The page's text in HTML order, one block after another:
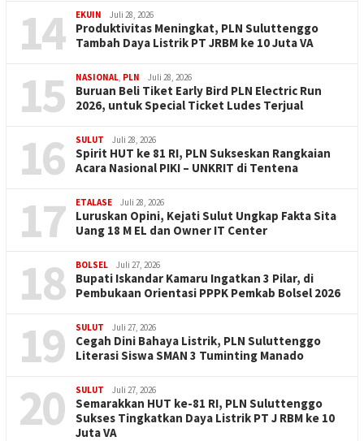
14 EKUIN Juli 28, 2026
Produktivitas Meningkat, PLN Suluttenggo
Tambah Daya Listrik PT JRBM ke 10 Juta VA
15 NASIONAL, PLN Juli 28, 2026
Buruan Beli Tiket Early Bird PLN Electric Run
2026, untuk Special Ticket Ludes Terjual
16 SULUT Juli 28, 2026
Spirit HUT ke 81 RI, PLN Sukseskan Rangkaian
Acara Nasional PIKI – UNKRIT di Tentena
17 ETALASE Juli 28, 2026
Luruskan Opini, Kejati Sulut Ungkap Fakta Sita
Uang 18 M EL dan Owner IT Center
18 BOLSEL Juli 27, 2026
Bupati Iskandar Kamaru Ingatkan 3 Pilar, di
Pembukaan Orientasi PPPK Pemkab Bolsel 2026
19 SULUT Juli 27, 2026
Cegah Dini Bahaya Listrik, PLN Suluttenggo
Literasi Siswa SMAN 3 Tuminting Manado
20 SULUT Juli 27, 2026
Semarakkan HUT ke-81 RI, PLN Suluttenggo
Sukses Tingkatkan Daya Listrik PT J RBM ke 10
Juta VA